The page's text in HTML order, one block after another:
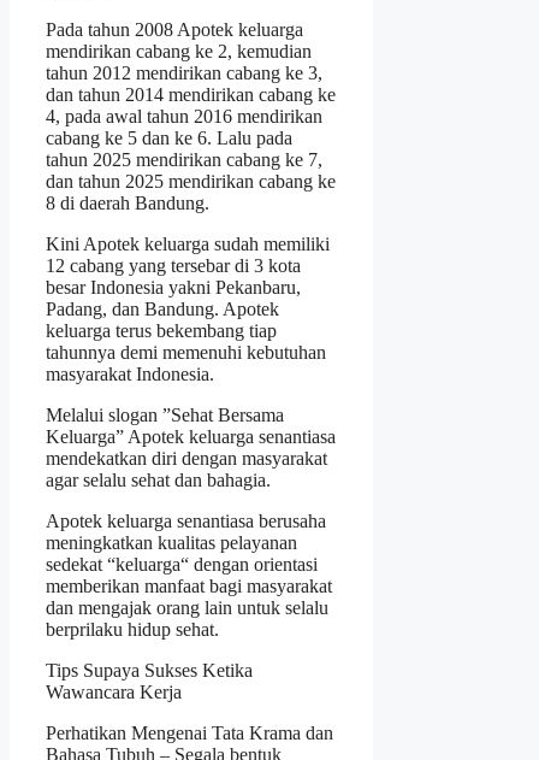
Pada tahun 2008 Apotek keluarga
mendirikan cabang ke 2, kemudian
tahun 2012 mendirikan cabang ke 3,
dan tahun 2014 mendirikan cabang ke
4, pada awal tahun 2016 mendirikan
cabang ke 5 dan ke 6. Lalu pada
tahun 2025 mendirikan cabang ke 7,
dan tahun 2025 mendirikan cabang ke
8 di daerah Bandung.
Kini Apotek keluarga sudah memiliki
12 cabang yang tersebar di 3 kota
besar Indonesia yakni Pekanbaru,
Padang, dan Bandung. Apotek
keluarga terus bekembang tiap
tahunnya demi memenuhi kebutuhan
masyarakat Indonesia.
Melalui slogan ”Sehat Bersama
Keluarga” Apotek keluarga senantiasa
mendekatkan diri dengan masyarakat
agar selalu sehat dan bahagia.
Apotek keluarga senantiasa berusaha
meningkatkan kualitas pelayanan
sedekat “keluarga“ dengan orientasi
memberikan manfaat bagi masyarakat
dan mengajak orang lain untuk selalu
berprilaku hidup sehat.
Tips Supaya Sukses Ketika
Wawancara Kerja
Perhatikan Mengenai Tata Krama dan
Bahasa Tubuh – Segala bentuk